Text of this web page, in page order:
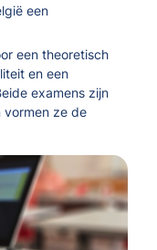
een
een theoretisch
en een
examens zijn
vormen ze de